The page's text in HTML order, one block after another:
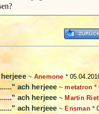
~ Anemone *
ach herjeee ~metatron *
ach herjeee ~ Martin
ach herjeee ~ Ensman*